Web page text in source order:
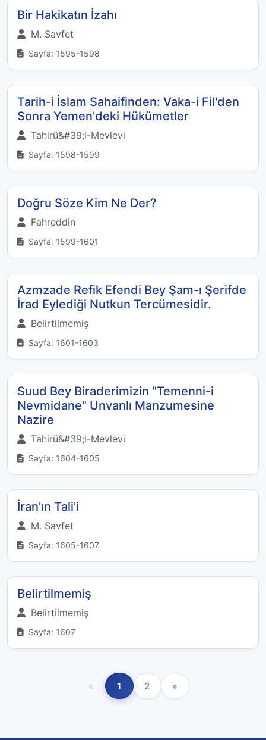
Bir Hakikatın İzahı
M. Savfet
Sayfa: 1595-1598
Tarih-i İslam Sahaifinden: Vaka-i Fil'den
Sonra Yemen'deki Hükümetler
Tahirü&#39;l-Mevlevi
Sayfa: 1598-1599
Doğru Söze Kim Ne Der?
Fahreddin
Sayfa: 1599-1601
Azmzade Refik Efendi Bey Şam-ı Şerifde
İrad Eylediği Nutkun Tercümesidir.
Belirtilmemiş
Sayfa: 1601-1603
Suud Bey Biraderimizin "Temenni-i
Nevmidane" Unvanlı Manzumesine
Nazire
Tahirü&#39;l-Mevlevi
Sayfa: 1604-1605
İran'ın Tali'i
M. Savfet
Sayfa: 1605-1607
Belirtilmemiş
Belirtilmemiş
Sayfa: 1607
« 1 2 »